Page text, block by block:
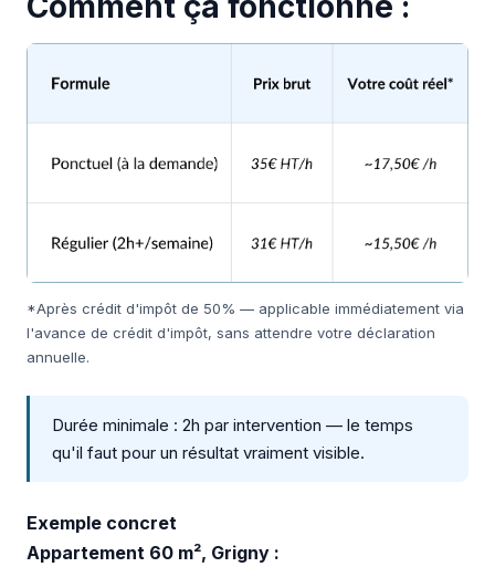
*Après crédit d'impôt de 50% — applicable immédiatement via
l'avance de crédit d'impôt, sans attendre votre déclaration
annuelle.
Durée minimale : 2h par intervention — le temps
qu'il faut pour un résultat vraiment visible.
Exemple concret
Appartement 60 m², Grigny :